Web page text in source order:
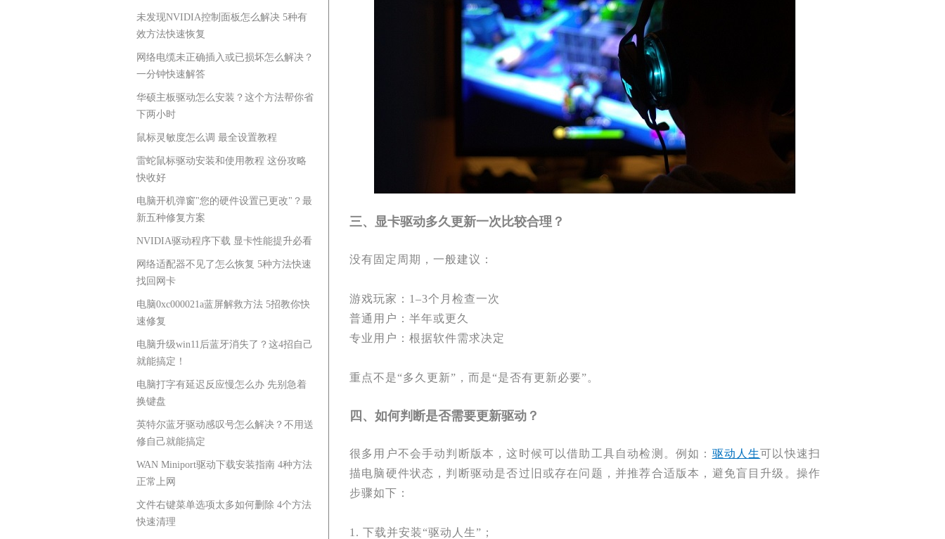
未发现NVIDIA控制面板怎么解决 5种有
效方法快速恢复
网络电缆未正确插入或已损坏怎么解决？
一分钟快速解答
华硕主板驱动怎么安装？这个方法帮你省
下两小时
鼠标灵敏度怎么调 最全设置教程
雷蛇鼠标驱动安装和使用教程 这份攻略
快收好
电脑开机弹窗"您的硬件设置已更改"？最
新五种修复方案
NVIDIA驱动程序下载 显卡性能提升必看
网络适配器不见了怎么恢复 5种方法快速
找回网卡
电脑0xc000021a蓝屏解救方法 5招教你快
速修复
电脑升级win11后蓝牙消失了？这4招自己
就能搞定！
电脑打字有延迟反应慢怎么办 先别急着
换键盘
英特尔蓝牙驱动感叹号怎么解决？不用送
修自己就能搞定
WAN Miniport驱动下载安装指南 4种方法
正常上网
文件右键菜单选项太多如何删除 4个方法
快速清理
三、显卡驱动多久更新一次比较合理？
没有固定周期，一般建议：
游戏玩家：1–3个月检查一次
普通用户：半年或更久
专业用户：根据软件需求决定
重点不是“多久更新”，而是“是否有更新必要”。
四、如何判断是否需要更新驱动？
很多用户不会手动判断版本，这时候可以借助工具自动检测。例如： 驱动人生可以快速扫
描电脑硬件状态，判断驱动是否过旧或存在问题，并推荐合适版本，避免盲目升级。操作
步骤如下：
1. 下载并安装“驱动人生”；